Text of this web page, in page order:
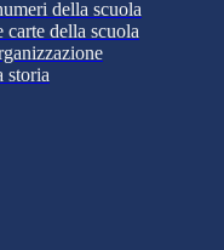
della scuola
carte della scuola
storia